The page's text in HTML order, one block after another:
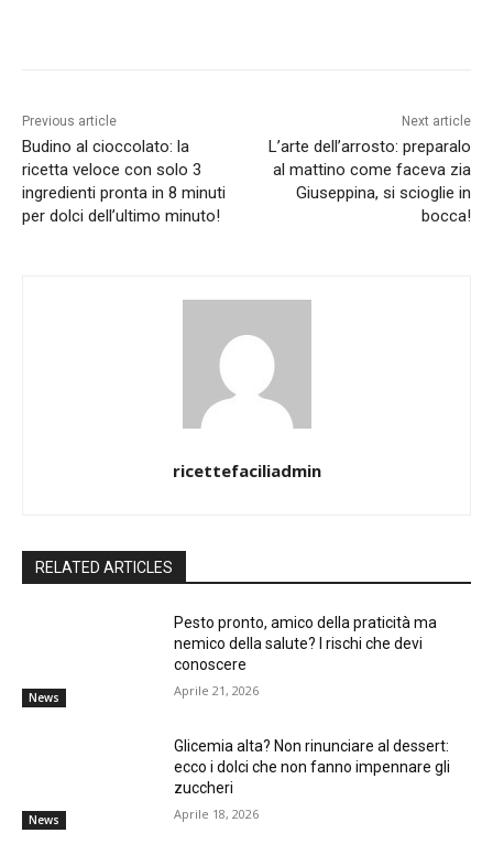
Previous article
Budino al cioccolato: la
ricetta veloce con solo 3
ingredienti pronta in 8 minuti
per dolci dell’ultimo minuto!
Next article
L’arte dell’arrosto: preparalo
al mattino come faceva zia
Giuseppina, si scioglie in
bocca!
ricettefaciliadmin
RELATED ARTICLES
News
Pesto pronto, amico della praticità ma
nemico della salute? I rischi che devi
conoscere
Aprile 21, 2026
News
Glicemia alta? Non rinunciare al dessert:
ecco i dolci che non fanno impennare gli
zuccheri
Aprile 18, 2026